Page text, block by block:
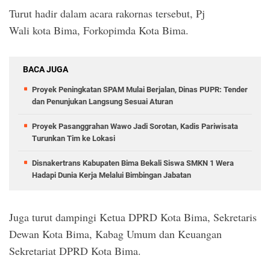
Turut hadir dalam acara rakornas tersebut, Pj
Wali kota Bima, Forkopimda Kota Bima.
BACA JUGA
Proyek Peningkatan SPAM Mulai Berjalan, Dinas PUPR: Tender
dan Penunjukan Langsung Sesuai Aturan
Proyek Pasanggrahan Wawo Jadi Sorotan, Kadis Pariwisata
Turunkan Tim ke Lokasi
Disnakertrans Kabupaten Bima Bekali Siswa SMKN 1 Wera
Hadapi Dunia Kerja Melalui Bimbingan Jabatan
Juga turut dampingi Ketua DPRD Kota Bima, Sekretaris
Dewan Kota Bima, Kabag Umum dan Keuangan
Sekretariat DPRD Kota Bima.